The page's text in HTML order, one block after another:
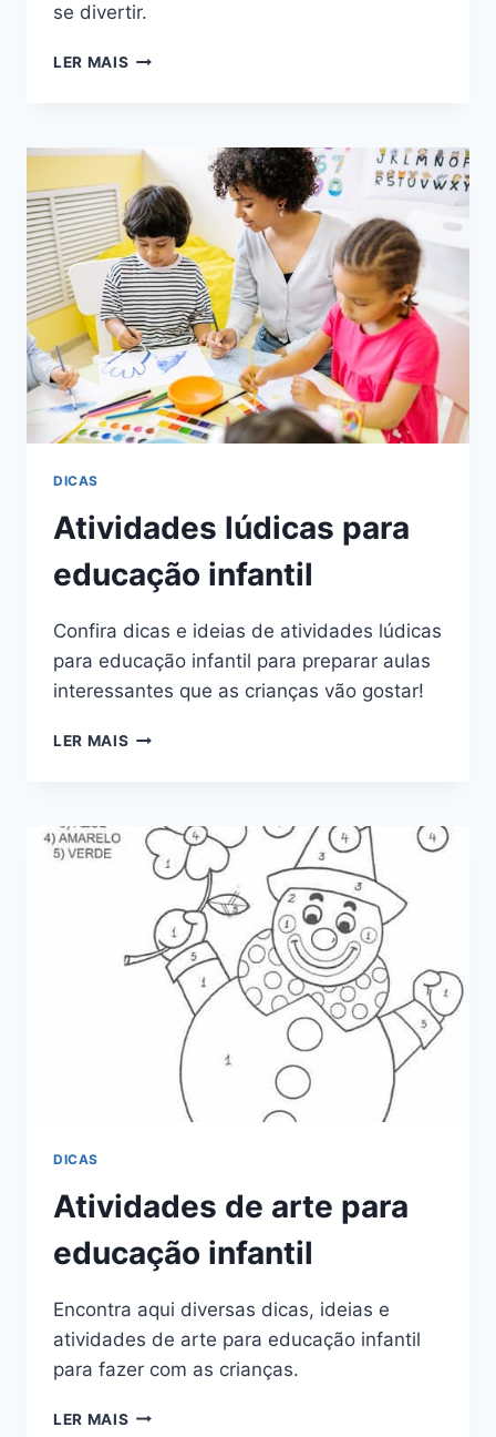
se divertir.
LER MAIS DESENHOS
SORVETE
DICAS
Atividades lúdicas para
educação infantil
Confira dicas e ideias de atividades lúdicas
para educação infantil para preparar aulas
interessantes que as crianças vão gostar!
LER MAIS ATIVIDADES
INFANTIL
DICAS
Atividades de arte para
educação infantil
Encontra aqui diversas dicas, ideias e
atividades de arte para educação infantil
para fazer com as crianças.
LER MAIS ATIVIDADES